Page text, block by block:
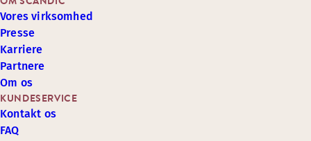
KUNDESERVICE
Kontakt os
FAQ
Vores virksomhed
Presse
Karriere
Partnere
Om os